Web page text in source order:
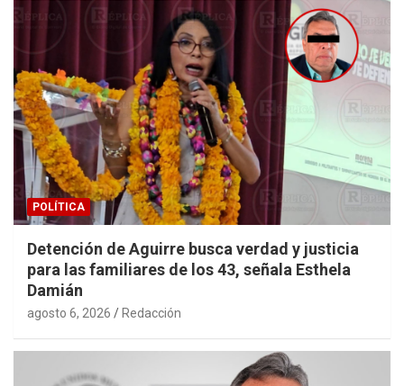
POLÍTICA
Detención de Aguirre busca verdad y justicia
para las familiares de los 43, señala Esthela
Damián
agosto 6, 2026 Redacción